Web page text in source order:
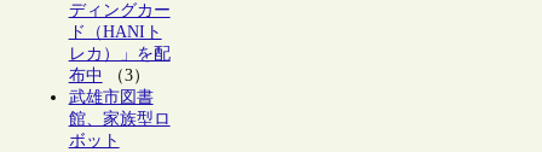
ディングカー
ド（HANIト
レカ）」を配
布中 （3）
武雄市図書
館、家族型ロ
ボット